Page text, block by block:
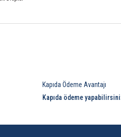
Kapıda Ödeme Avantajı
Kapıda ödeme